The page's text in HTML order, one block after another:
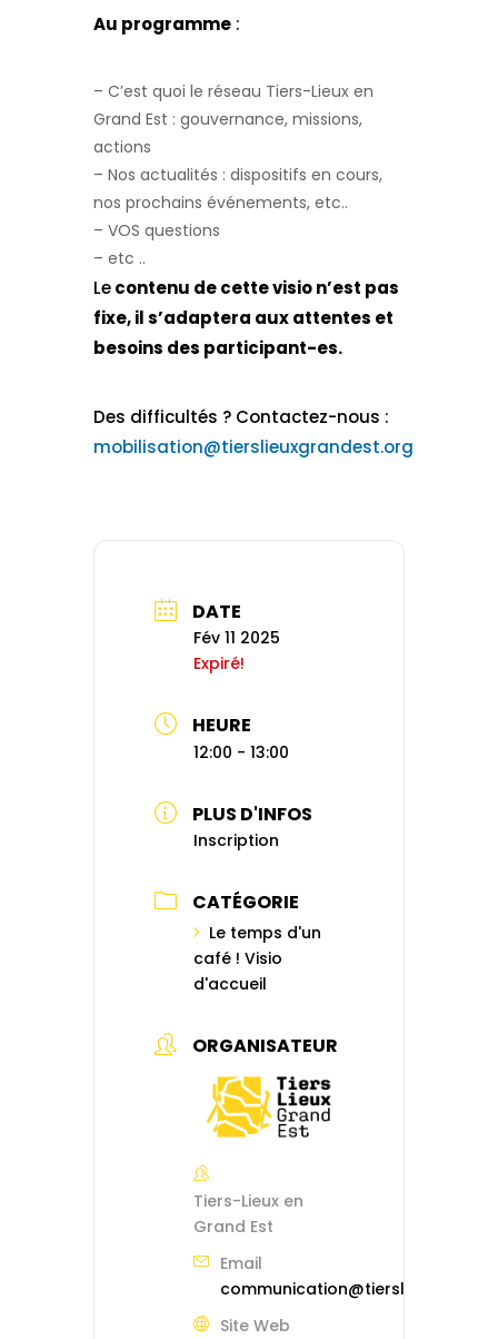
Au programme :
– C’est quoi le réseau Tiers-Lieux en
Grand Est : gouvernance, missions,
actions
– Nos actualités : dispositifs en cours,
nos prochains événements, etc..
– VOS questions
– etc ..
Lecontenu de cette visio n’est pas
fixe, il s’adaptera aux attentes et
besoins des participant-es.
Des difficultés ? Contactez-nous :
mobilisation@tierslieuxgrandest.org
DATE
Fév 11 2025
Expiré!
HEURE
12:00 - 13:00
PLUS D'INFOS
Inscription
CATÉGORIE
Le temps d'un
café ! Visio
d'accueil
ORGANISATEUR
Tiers-Lieux en
Grand Est
Email
Site Web